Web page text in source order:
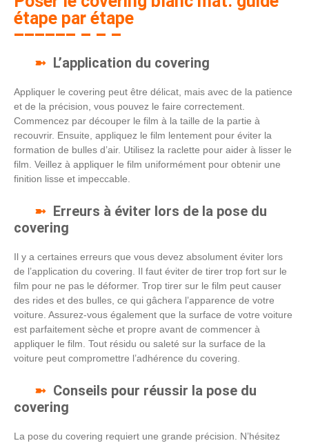
étape par étape
L’application du covering
Appliquer le covering peut être délicat, mais avec de la patience
et de la précision, vous pouvez le faire correctement.
Commencez par découper le film à la taille de la partie à
recouvrir. Ensuite, appliquez le film lentement pour éviter la
formation de bulles d’air. Utilisez la raclette pour aider à lisser le
film. Veillez à appliquer le film uniformément pour obtenir une
finition lisse et impeccable.
Erreurs à éviter lors de la pose du
covering
Il y a certaines erreurs que vous devez absolument éviter lors
de l’application du covering. Il faut éviter de tirer trop fort sur le
film pour ne pas le déformer. Trop tirer sur le film peut causer
des rides et des bulles, ce qui gâchera l’apparence de votre
voiture. Assurez-vous également que la surface de votre voiture
est parfaitement sèche et propre avant de commencer à
appliquer le film. Tout résidu ou saleté sur la surface de la
voiture peut compromettre l’adhérence du covering.
Conseils pour réussir la pose du
covering
La pose du covering requiert une grande précision. N’hésitez